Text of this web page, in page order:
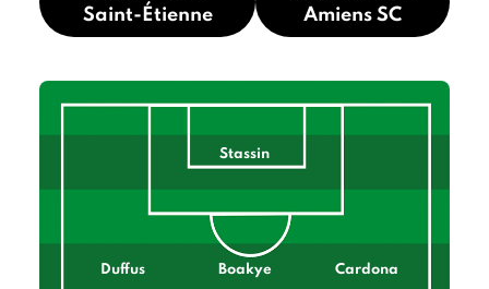
Saint-Étienne
Amiens SC
Stassin
Duffus Boakye Cardona